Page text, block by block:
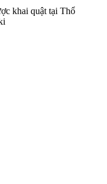
khai quật tại Thổ